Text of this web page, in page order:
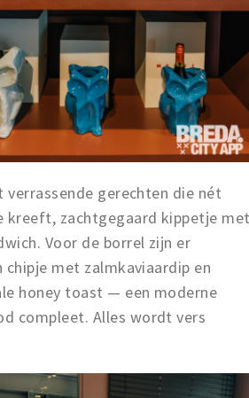
gerechten die nét
kreeft, zachtgegaard kippetje
Voor de borrel zijn er
met zalmkaviaardip en
honey toast — een moderne
compleet. Alles wordt vers